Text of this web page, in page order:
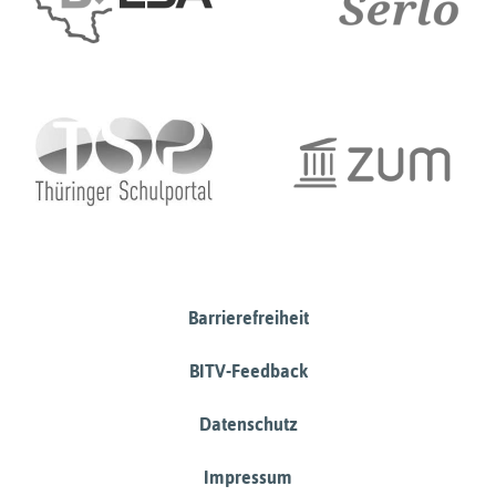
Barrierefreiheit
BITV-Feedback
Datenschutz
Impressum